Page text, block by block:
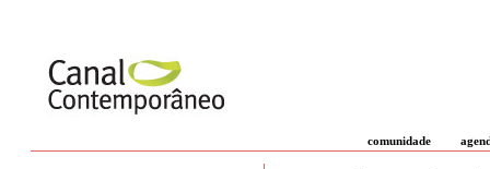
comunidade